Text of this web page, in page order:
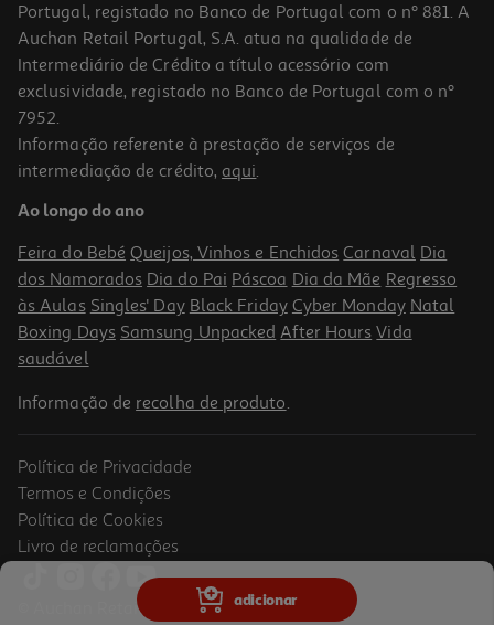
adicionar
Carregador 1 Usba 12w Qilive 600183077 Br Cab Usba-Micro
10.99 €/un
10,99 €
Carregador 1 Usba 12w Qilive 600183081 Csr Br Usba-8pin Mfi
Portugal, registado no Banco de Portugal com o nº 881. A
Auchan Retail Portugal, S.A. atua na qualidade de
Intermediário de Crédito a título acessório com
exclusividade, registado no Banco de Portugal com o nº
7952.
Informação referente à prestação de serviços de
intermediação de crédito, aqui.
Ao longo do ano
Feira do Bebé Queijos, Vinhos e Enchidos Carnaval Dia
dos Namorados Dia do Pai Páscoa Dia da Mãe Regresso
às Aulas Singles' Day Black Friday Cyber Monday Natal
Boxing Days Samsung Unpacked After Hours Vida
saudável
Informação de recolha de produto.
Política de Privacidade
Termos e Condições
Política de Cookies
Livro de reclamações
© Auchan Retail Portugal